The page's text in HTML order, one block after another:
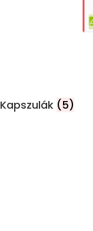
Kapszulák (5)